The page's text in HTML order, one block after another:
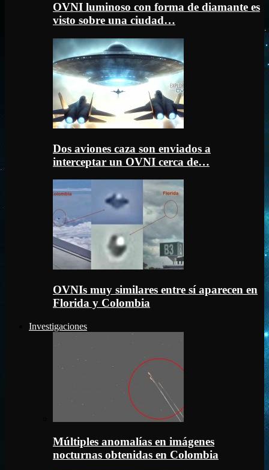
OVNI luminoso con forma de diamante es
visto sobre una ciudad…
Dos aviones caza son enviados a
interceptar un OVNI cerca de…
OVNIs muy similares entre sí aparecen en
Florida y Colombia
Investigaciones
Múltiples anomalías en imágenes
nocturnas obtenidas en Colombia